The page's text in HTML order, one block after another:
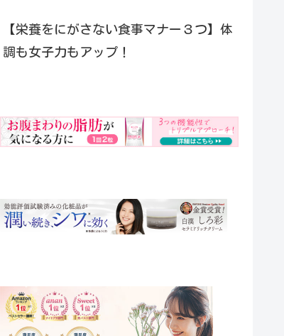
【栄養をにがさない食事マナー３つ】体
調も女子力もアップ！